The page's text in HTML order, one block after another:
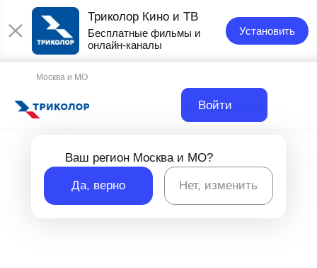
Триколор Кино и ТВ
Бесплатные фильмы и
онлайн-каналы
Установить
Москва и МО
Ваш регион Москва и МО?
Да, верно
Нет, изменить
Войти